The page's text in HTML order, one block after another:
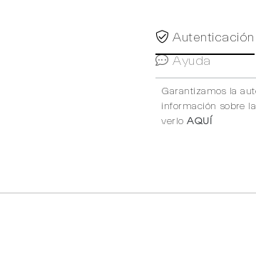
Autenticación
Ayuda
Garantizamos la
información sobre
verlo AQUÍ